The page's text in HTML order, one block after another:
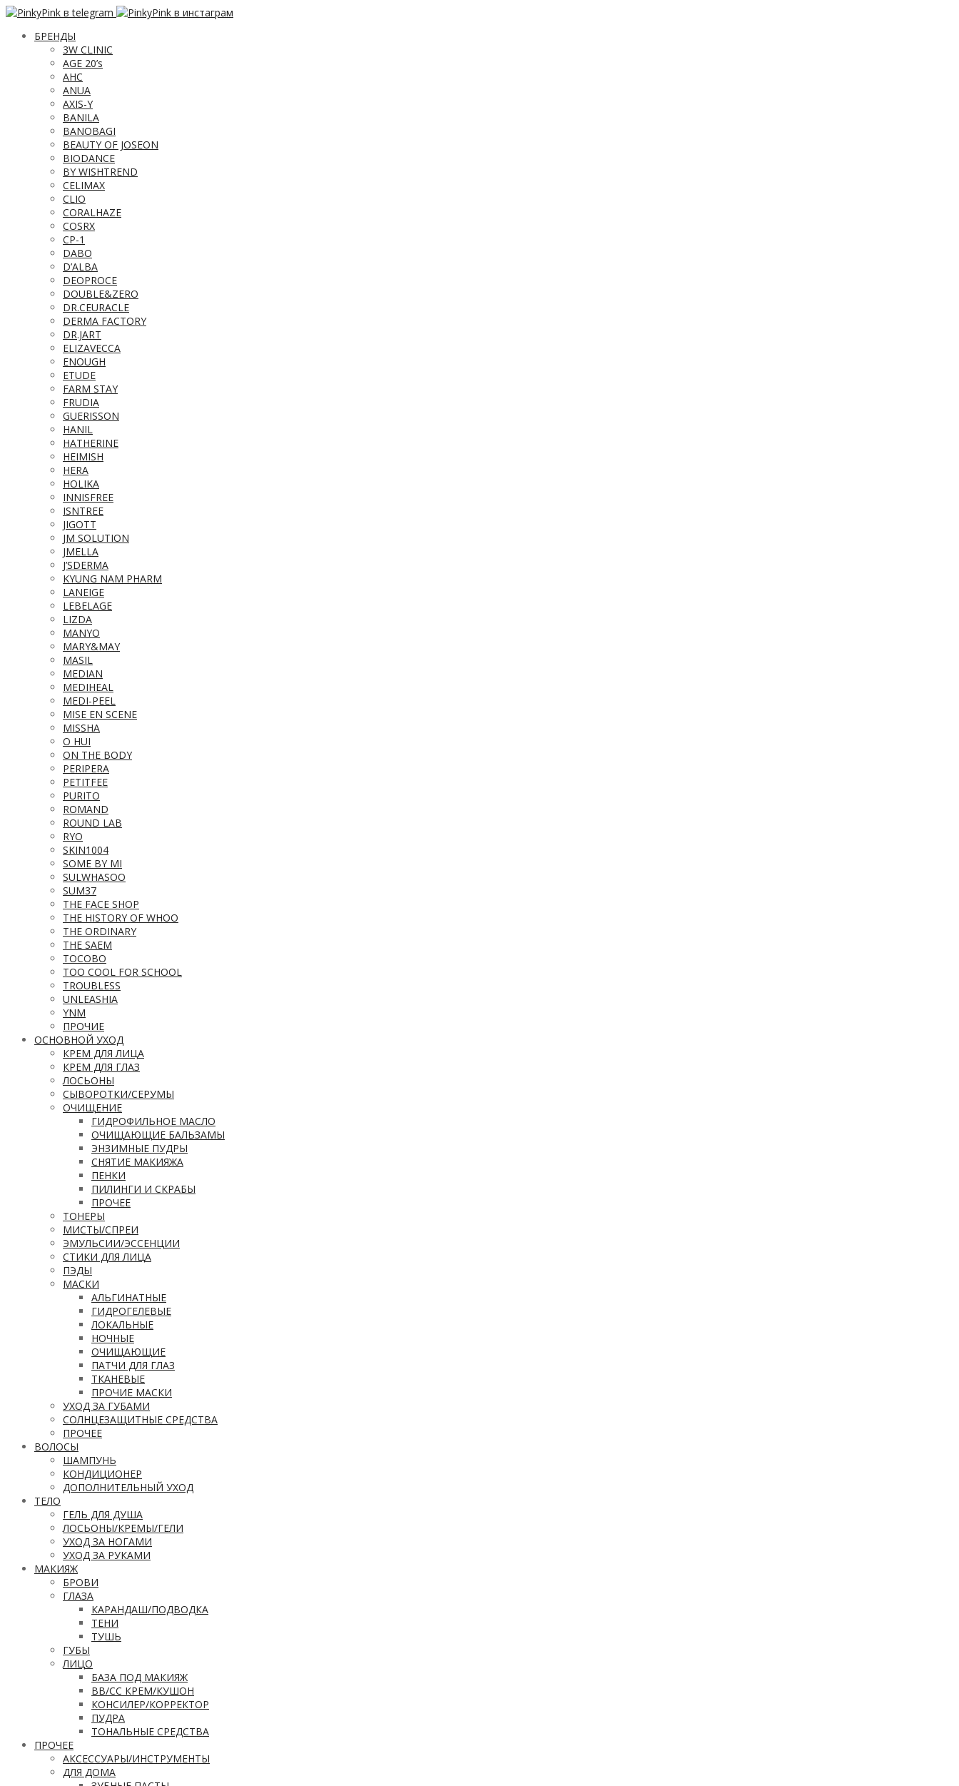
БРЕНДЫ
3W CLINIC
AGE 20’s
AHC
ANUA
AXIS-Y
BANILA
BANOBAGI
BEAUTY OF JOSEON
BIODANCE
BY WISHTREND
CELIMAX
CLIO
CORALHAZE
COSRX
CP-1
DABO
D’ALBA
DEOPROCE
DOUBLE&ZERO
DR.CEURACLE
DERMA FACTORY
DR.JART
ELIZAVECCA
ENOUGH
ETUDE
FARM STAY
FRUDIA
GUERISSON
HANIL
HATHERINE
HEIMISH
HERA
HOLIKA
INNISFREE
ISNTREE
JIGOTT
JM SOLUTION
JMELLA
J’SDERMA
KYUNG NAM PHARM
LANEIGE
LEBELAGE
LIZDA
MANYO
MARY&MAY
MASIL
MEDIAN
MEDIHEAL
MEDI-PEEL
MISE EN SCENE
MISSHA
O HUI
ON THE BODY
PERIPERA
PETITFEE
PURITO
ROMAND
ROUND LAB
RYO
SKIN1004
SOME BY MI
SULWHASOO
SUM37
THE FACE SHOP
THE HISTORY OF WHOO
THE ORDINARY
THE SAEM
TOCOBO
TOO COOL FOR SCHOOL
TROUBLESS
UNLEASHIA
YNM
ПРОЧИЕ
ОСНОВНОЙ УХОД
КРЕМ ДЛЯ ЛИЦА
КРЕМ ДЛЯ ГЛАЗ
ЛОСЬОНЫ
СЫВОРОТКИ/СЕРУМЫ
ОЧИЩЕНИЕ
ГИДРОФИЛЬНОЕ МАСЛО
ОЧИЩАЮЩИЕ БАЛЬЗАМЫ
ЭНЗИМНЫЕ ПУДРЫ
СНЯТИЕ МАКИЯЖА
ПЕНКИ
ПИЛИНГИ И СКРАБЫ
ПРОЧЕЕ
ТОНЕРЫ
МИСТЫ/СПРЕИ
ЭМУЛЬСИИ/ЭССЕНЦИИ
СТИКИ ДЛЯ ЛИЦА
ПЭДЫ
МАСКИ
АЛЬГИНАТНЫЕ
ГИДРОГЕЛЕВЫЕ
ЛОКАЛЬНЫЕ
НОЧНЫЕ
ОЧИЩАЮЩИЕ
ПАТЧИ ДЛЯ ГЛАЗ
ТКАНЕВЫЕ
ПРОЧИЕ МАСКИ
УХОД ЗА ГУБАМИ
СОЛНЦЕЗАЩИТНЫЕ СРЕДСТВА
ПРОЧЕЕ
ВОЛОСЫ
ШАМПУНЬ
КОНДИЦИОНЕР
ДОПОЛНИТЕЛЬНЫЙ УХОД
ТЕЛО
ГЕЛЬ ДЛЯ ДУША
ЛОСЬОНЫ/КРЕМЫ/ГЕЛИ
УХОД ЗА НОГАМИ
УХОД ЗА РУКАМИ
МАКИЯЖ
БРОВИ
ГЛАЗА
КАРАНДАШ/ПОДВОДКА
ТЕНИ
ТУШЬ
ГУБЫ
ЛИЦО
БАЗА ПОД МАКИЯЖ
ВВ/CC КРЕМ/КУШОН
КОНСИЛЕР/КОРРЕКТОР
ПУДРА
ТОНАЛЬНЫЕ СРЕДСТВА
ПРОЧЕЕ
АКСЕССУАРЫ/ИНСТРУМЕНТЫ
ДЛЯ ДОМА